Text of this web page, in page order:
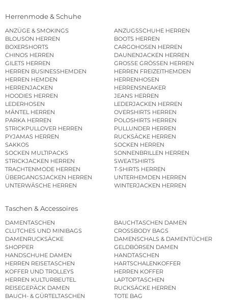
Herrenmode & Schuhe
ANZÜGE & SMOKINGS
ANZUGSSCHUHE HERREN
BLOUSON HERREN
BOOTS HERREN
BOXERSHORTS
CARGOHOSEN HERREN
CHINOS HERREN
DAUNENJACKEN HERREN
GILETS HERREN
GROSSE GRÖSSEN HERREN
HERREN BUSINESSHEMDEN
HERREN FREIZEITHEMDEN
HERREN HEMDEN
HERRENHOSEN
HERRENJACKEN
HERRENSNEAKER
HOODIES HERREN
JEANS HERREN
LEDERHOSEN
LEDERJACKEN HERREN
MÄNTEL HERREN
OVERSHIRTS HERREN
PARKA HERREN
POLOSHIRTS HERREN
STRICKPULLOVER HERREN
PULLUNDER HERREN
PYJAMAS HERREN
RUCKSÄCKE HERREN
SAKKOS
SOCKEN HERREN
SOCKEN MULTIPACKS
SONNENBRILLEN HERREN
STRICKJACKEN HERREN
SWEATSHIRTS
TRACHTENMODE HERREN
T-SHIRTS HERREN
ÜBERGANGSJACKEN HERREN
UNTERHEMDEN HERREN
UNTERWÄSCHE HERREN
WINTERJACKEN HERREN
Taschen & Accessoires
DAMENTASCHEN
BAUCHTASCHEN DAMEN
CLUTCHES UND MINIBAGS
CROSSBODY BAGS
DAMENRUCKSÄCKE
DAMENSCHALS & DAMENTÜCHER
SHOPPER
GELDBÖRSEN DAMEN
HANDSCHUHE DAMEN
HANDTASCHEN
HERREN REISETASCHEN
HARTSCHALENKOFFER
KOFFER UND TROLLEYS
HERREN KOFFER
HERREN KULTURBEUTEL
LAPTOPTASCHEN
REISEGEPÄCK DAMEN
RUCKSÄCKE HERREN
BAUCH- & GÜRTELTASCHEN
TOTE BAG